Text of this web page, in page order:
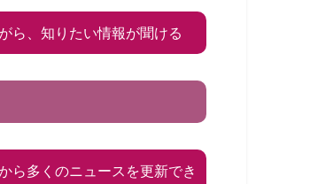
ら、知りたい情報が聞ける
ら多くのニュースを更新でき